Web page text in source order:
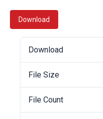
Download
Download
File Size
File Count